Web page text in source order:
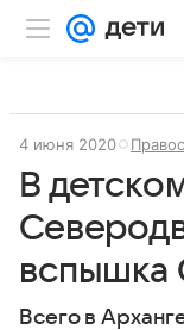
4 июня 2020
В
вспышка
Всего в